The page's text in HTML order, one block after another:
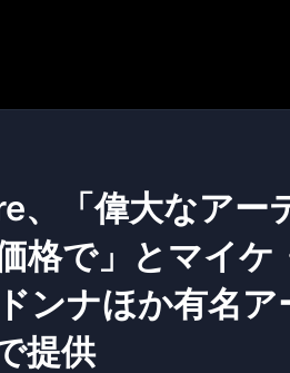
、「偉大なアー
格で」とマイケ
ンナほか有名
提供